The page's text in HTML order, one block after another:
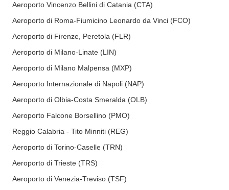
Aeroporto Vincenzo Bellini di Catania (CTA)
Aeroporto di Roma-Fiumicino Leonardo da Vinci (FCO)
Aeroporto di Firenze, Peretola (FLR)
Aeroporto di Milano-Linate (LIN)
Aeroporto di Milano Malpensa (MXP)
Aeroporto Internazionale di Napoli (NAP)
Aeroporto di Olbia-Costa Smeralda (OLB)
Aeroporto Falcone Borsellino (PMO)
Reggio Calabria - Tito Minniti (REG)
Aeroporto di Torino-Caselle (TRN)
Aeroporto di Trieste (TRS)
Aeroporto di Venezia-Treviso (TSF)